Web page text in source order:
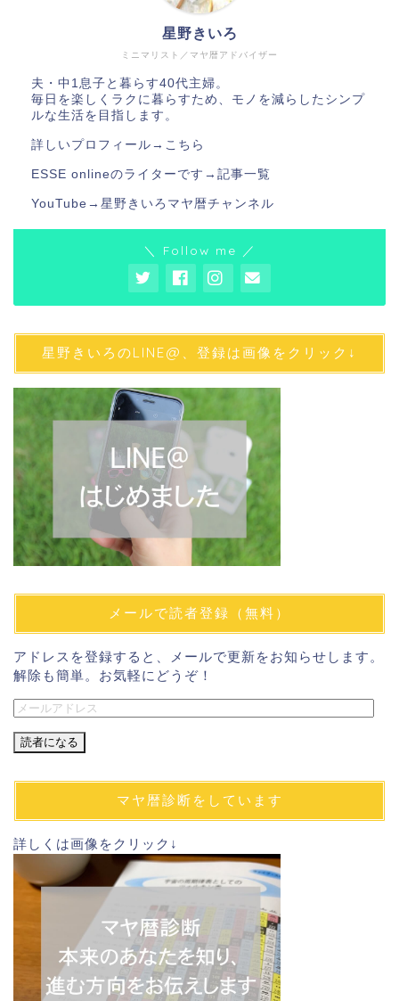
ミニマリスト／マヤ暦アドバイザー
星野きいろ
夫・中1息子と暮らす40代主婦。
毎日を楽しくラクに暮らすため、モノを減らしたシンプ
ルな生活を目指します。
詳しいプロフィール→ こちら
ESSE onlineのライターです→ 記事一覧
YouTube→ 星野きいろマヤ暦チャンネル
＼ Follow me ／
星野きいろのLINE@、登録は画像をクリック↓
メールで読者登録（無料）
アドレスを登録すると、メールで更新をお知らせします。
解除も簡単。お気軽にどうぞ！
メ
ル
ド
ス
マヤ暦診断をしています
詳しくは画像をクリック↓